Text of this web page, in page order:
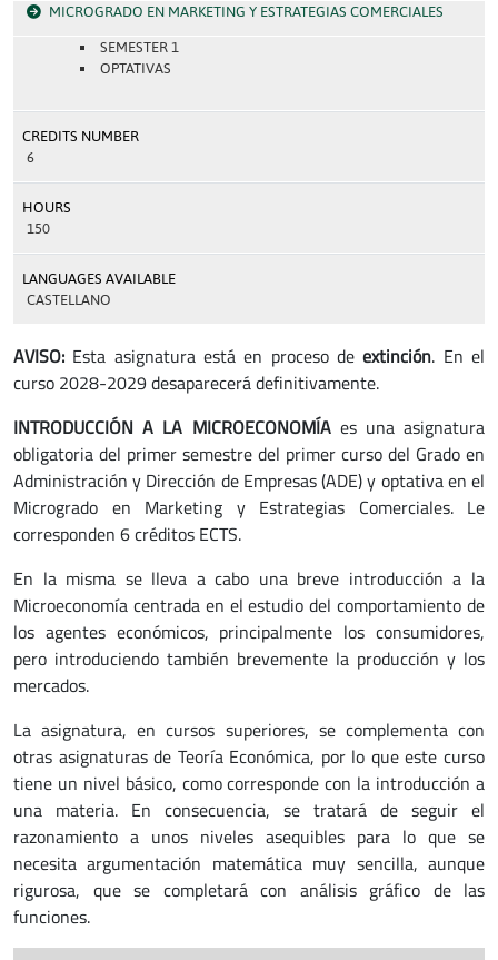
MICROGRADO EN MARKETING Y ESTRATEGIAS COMERCIALES
SEMESTER 1
OPTATIVAS
CREDITS NUMBER
6
HOURS
150
LANGUAGES AVAILABLE
CASTELLANO
AVISO: Esta asignatura está en proceso de extinción. En el
curso 2028-2029 desaparecerá definitivamente.
INTRODUCCIÓN A LA MICROECONOMÍAes una asignatura
obligatoria del primer semestre del primer curso del Grado en
Administración y Dirección de Empresas (ADE) y optativa en el
Microgrado en Marketing y Estrategias Comerciales. Le
corresponden 6 créditos ECTS.
En la misma se lleva a cabo una breve introducción a la
Microeconomía centrada en el estudio del comportamiento de
los agentes económicos, principalmente los consumidores,
pero introduciendo también brevemente la producción y los
mercados.
La asignatura, en cursos superiores, se complementa con
otras asignaturas de Teoría Económica, por lo que este curso
tiene un nivel básico, como corresponde con la introducción a
una materia. En consecuencia, se tratará de seguir el
razonamiento a unos niveles asequibles para lo que se
necesita argumentación matemática muy sencilla, aunque
rigurosa, que se completará con análisis gráfico de las
funciones.